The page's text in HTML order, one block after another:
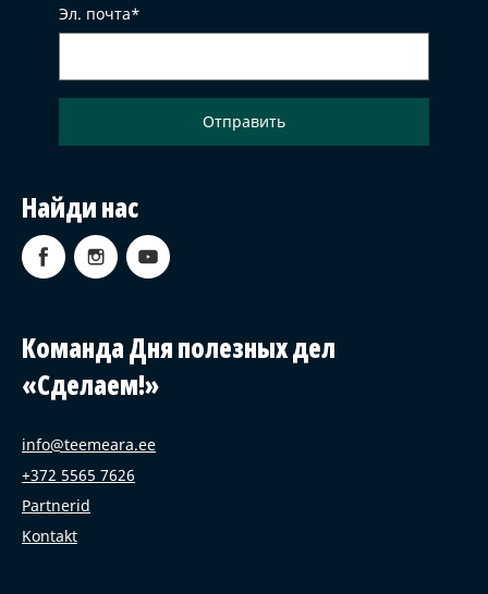
Эл. почта
Найди нас
Команда Дня полезных дел
«Сделаем!»
info@teemeara.ee
+372 5565 7626
Partnerid
Kontakt